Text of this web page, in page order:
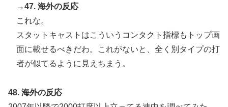
→47. 海外の反応
これな。
スタットキャストはこういうコンタクト指標もトップ画
面に載せるべきだわ。これがないと、全く別タイプの打
者が似てるように見えちまう。
48. 海外の反応